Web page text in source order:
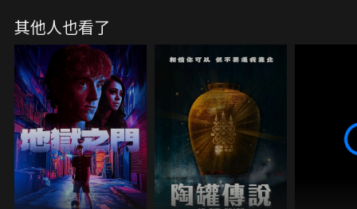
的恐怖才能生存。
其他人也看了